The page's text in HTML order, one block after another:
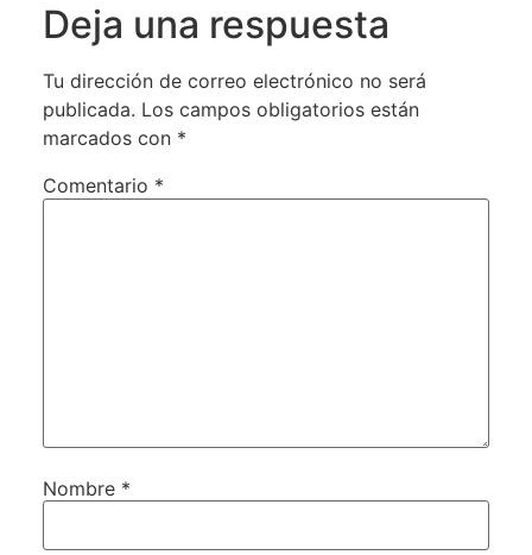
Deja una respuesta
Tu dirección de correo electrónico no será
publicada. Los campos obligatorios están
marcados con *
Comentario *
Nombre *